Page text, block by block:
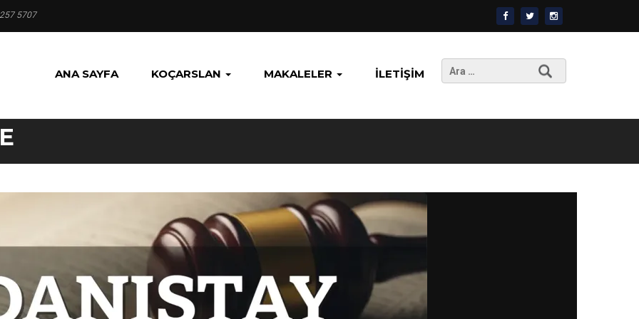
5707
ANA SAYFA KOÇARSLAN MAKALELER İLETIŞIM
Arama: